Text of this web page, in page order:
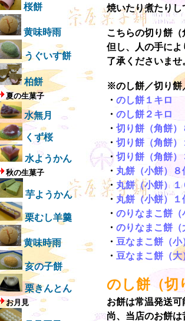
焼いたり煮たりし
こちらの切り餅（
但し、人の手に
了承くださいませ
※のし餅／切り餅
・ のし餅１キロ
・ のし餅２キロ
・ 切り餅（角餅）
・ 切り餅（角餅）
・ 切り餅（角餅）
・ 丸餅（小餅）８
・ 丸餅（小餅）１
・ 丸餅（小餅）１
・ のりなまこ餅（
・ のりなまこ餅（
・ 豆なまこ餅（小
・ 豆なまこ餅（大
のし餅（切
お餅は常温発送可
尚、当店のお餅
桜餅
黄味時雨
うぐいす餅
柏餅
夏の生菓子
水無月
くず桜
水ようかん
秋の生菓子
芋ようかん
栗むし羊羹
黄味時雨
亥の子餅
栗きんとん
お月見